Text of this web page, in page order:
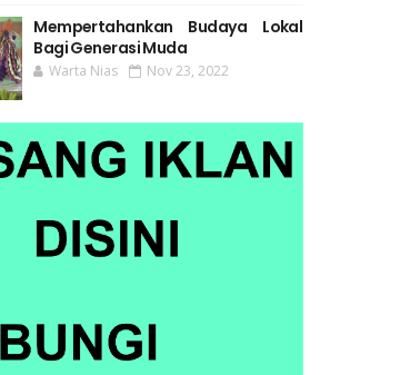
Mempertahankan Budaya Lokal
Bagi Generasi Muda
Warta Nias Nov 23, 2022